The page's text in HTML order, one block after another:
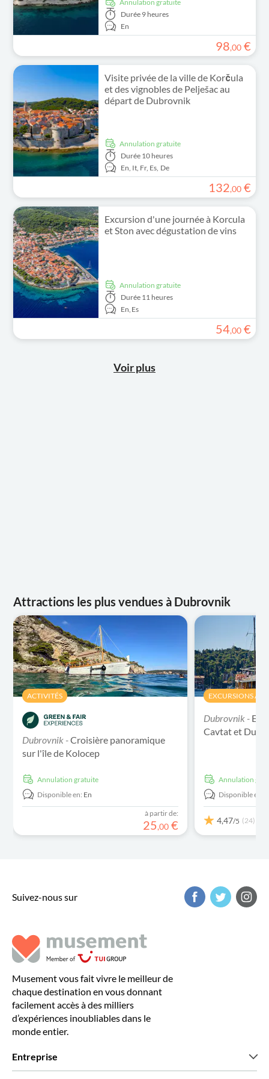
Annulation gratuite
Durée 9 heures
En
98,00 €
Visite privée de la ville de Korčula
et des vignobles de Pelješac au
départ de Dubrovnik
Annulation gratuite
Durée 10 heures
En, It, Fr, Es, De
132,00 €
Excursion d'une journée à Korcula
et Ston avec dégustation de vins
Annulation gratuite
Durée 11 heures
En, Es
54,00 €
Voir plus
Attractions les plus vendues à Dubrovnik
ACTIVITÉS
Dubrovnik -Croisière panoramique
sur l'île de Kolocep
Annulation gratuite
Disponible en: En
à partir de:
25,00 €
EXCURSIONS À
Dubrovnik -
Cavtat et
Annulation
Disponible en:
4,47/5 (24)
Suivez-nous sur
Musement vous fait vivre le meilleur de
chaque destination en vous donnant
facilement accès à des milliers
d’expériences inoubliables dans le
monde entier.
Entreprise